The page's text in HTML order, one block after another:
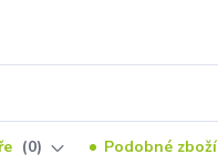
0 Podobné zboží